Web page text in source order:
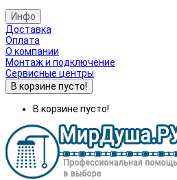
Инфо
Доставка
Оплата
О компании
Монтаж и подключение
Сервисные центры
В корзине пусто!
В корзине пусто!